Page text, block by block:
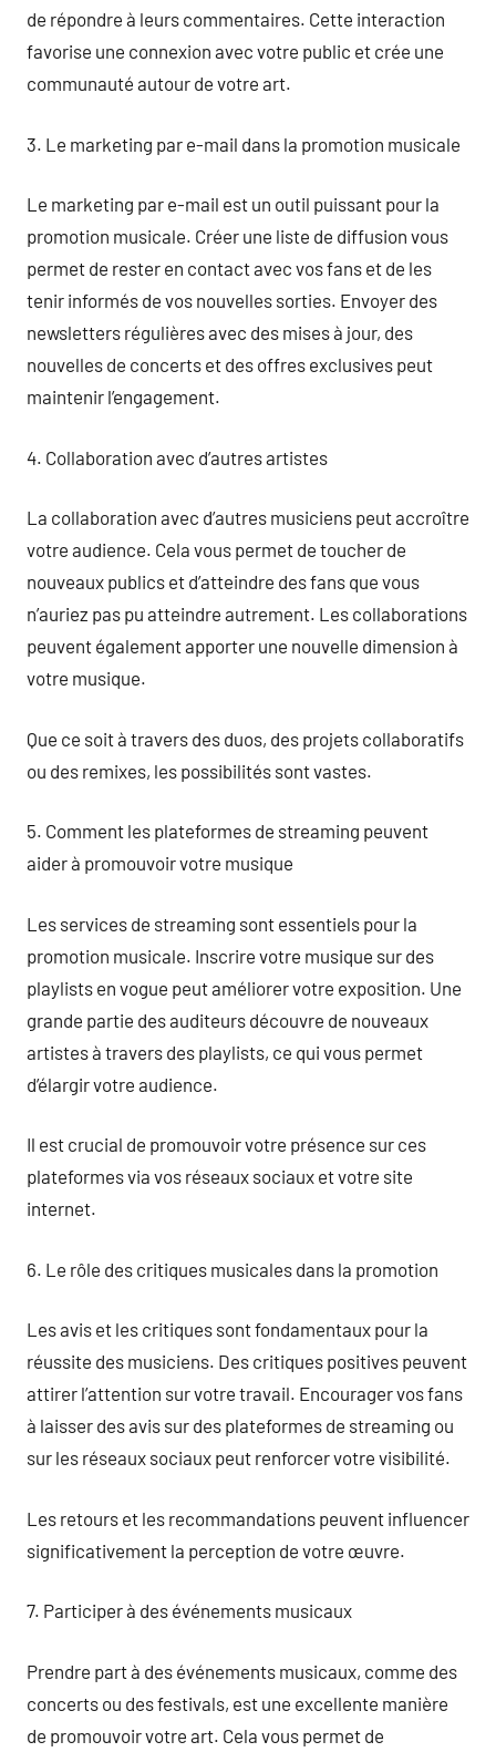
de répondre à leurs commentaires. Cette interaction
favorise une connexion avec votre public et crée une
communauté autour de votre art.
3. Le marketing par e-mail dans la promotion musicale
Le marketing par e-mail est un outil puissant pour la
promotion musicale. Créer une liste de diffusion vous
permet de rester en contact avec vos fans et de les
tenir informés de vos nouvelles sorties. Envoyer des
newsletters régulières avec des mises à jour, des
nouvelles de concerts et des offres exclusives peut
maintenir l’engagement.
4. Collaboration avec d’autres artistes
La collaboration avec d’autres musiciens peut accroître
votre audience. Cela vous permet de toucher de
nouveaux publics et d’atteindre des fans que vous
n’auriez pas pu atteindre autrement. Les collaborations
peuvent également apporter une nouvelle dimension à
votre musique.
Que ce soit à travers des duos, des projets collaboratifs
ou des remixes, les possibilités sont vastes.
5. Comment les plateformes de streaming peuvent
aider à promouvoir votre musique
Les services de streaming sont essentiels pour la
promotion musicale. Inscrire votre musique sur des
playlists en vogue peut améliorer votre exposition. Une
grande partie des auditeurs découvre de nouveaux
artistes à travers des playlists, ce qui vous permet
d’élargir votre audience.
Il est crucial de promouvoir votre présence sur ces
plateformes via vos réseaux sociaux et votre site
internet.
6. Le rôle des critiques musicales dans la promotion
Les avis et les critiques sont fondamentaux pour la
réussite des musiciens. Des critiques positives peuvent
attirer l’attention sur votre travail. Encourager vos fans
à laisser des avis sur des plateformes de streaming ou
sur les réseaux sociaux peut renforcer votre visibilité.
Les retours et les recommandations peuvent influencer
significativement la perception de votre œuvre.
7. Participer à des événements musicaux
Prendre part à des événements musicaux, comme des
concerts ou des festivals, est une excellente manière
de promouvoir votre art. Cela vous permet de